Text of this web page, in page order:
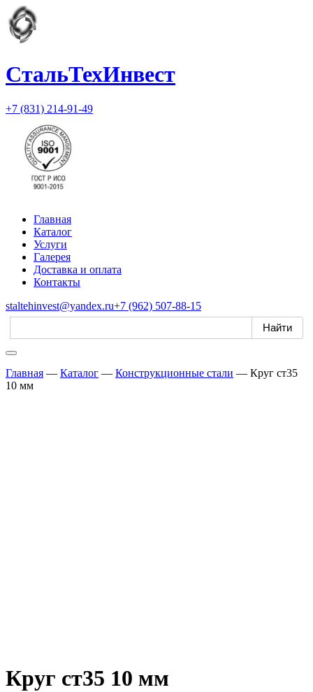
СтальТехИнвест
+7 (831) 214-91-49
Главная
Каталог
Услуги
Галерея
Доставка и оплата
Контакты
staltehinvest@yandex.ru+7 (962) 507-88-15
Главная — Каталог — Конструкционные стали — Круг ст35
10 мм
Круг ст35 10 мм